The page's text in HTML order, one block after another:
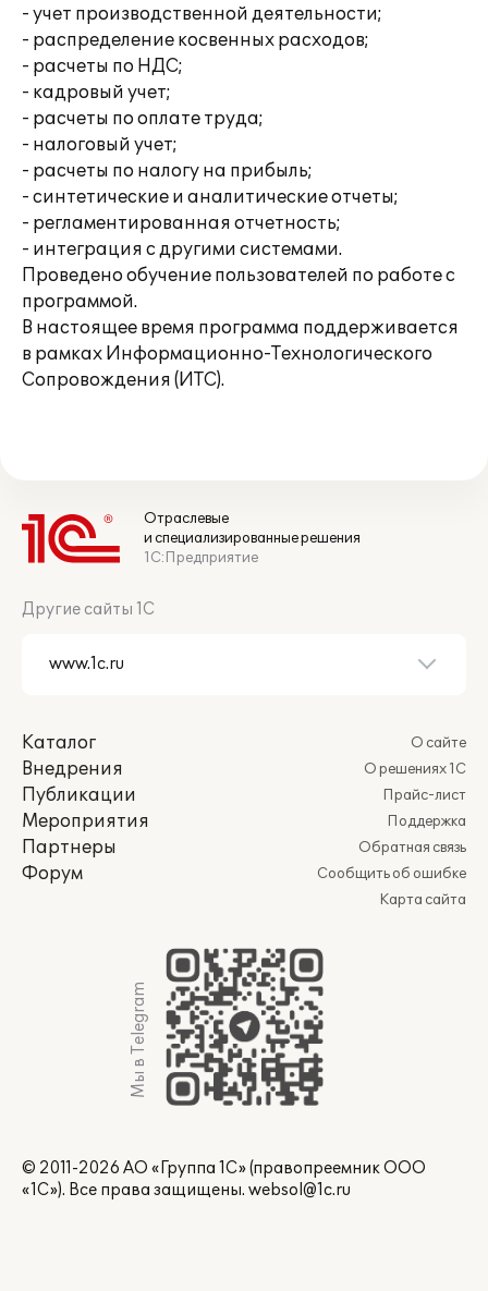
- учет производственной деятельности;
- распределение косвенных расходов;
- расчеты по НДС;
- кадровый учет;
- расчеты по оплате труда;
- налоговый учет;
- расчеты по налогу на прибыль;
- синтетические и аналитические отчеты;
- регламентированная отчетность;
- интеграция с другими системами.
Проведено обучение пользователей по работе с
программой.
В настоящее время программа поддерживается
в рамках Информационно-Технологического
Сопровождения (ИТС).
Отраслевые
и специализированные решения
1С:Предприятие
Другие сайты 1С
Каталог
Внедрения
Публикации
Мероприятия
Партнеры
Форум
О сайте
О решениях 1С
Прайс-лист
Поддержка
Обратная связь
Сообщить об ошибке
Карта сайта
Мы в Telegram
© 2011-2026 АО «Группа 1С» (правопреемник ООО
«1С»). Все права защищены. websol@1c.ru